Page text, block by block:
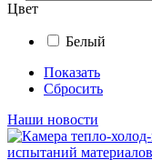
Цвет
Белый
Показать
Сбросить
Наши новости